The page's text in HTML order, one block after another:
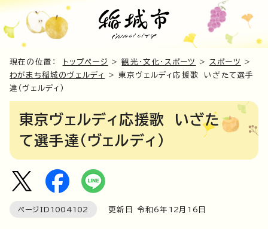
現在の位置： トップページ >観光・文化・スポーツ > スポーツ
>
わがまち稲城のヴェルディ
> 東京ヴェルディ応援歌 いざたて選手
達（ヴェルディ）
東京ヴェルディ応援歌 いざた
て選手達（ヴェルディ）
ページID 1004102 更新日 令和6年 12月 16 日